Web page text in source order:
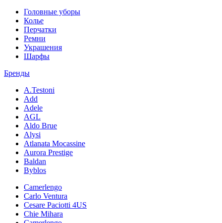
Головные уборы
Колье
Перчатки
Ремни
Украшения
Шарфы
Бренды
A.Testoni
Add
Adele
AGL
Aldo Brue
Alysi
Atlanata Mocassine
Aurora Prestige
Baldan
Byblos
Camerlengo
Carlo Ventura
Cesare Paciotti 4US
Chie Mihara